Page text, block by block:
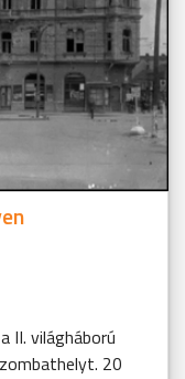
II. világháború
20